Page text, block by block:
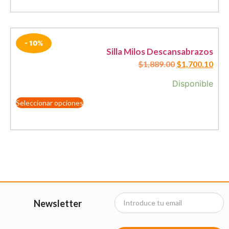
- 10%
Silla Milos Descansabrazos
$1,889.00 $1,700.10
Disponible
Seleccionar opciones
Newsletter